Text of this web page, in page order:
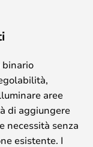
binario
aree
di aggiungere
necessità senza
esistente. I